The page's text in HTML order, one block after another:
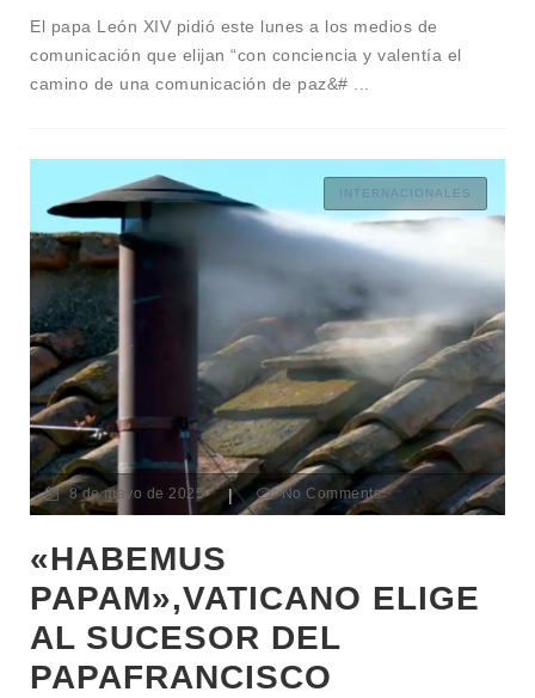
El papa León XIV pidió este lunes a los medios de
comunicación que elijan “con conciencia y valentía el
camino de una comunicación de paz&#
INTERNACIONALES
8 de mayo de 2025 | No Comments
«HABEMUS
PAPAM»,VATICANO ELIGE
AL SUCESOR DEL
PAPAFRANCISCO